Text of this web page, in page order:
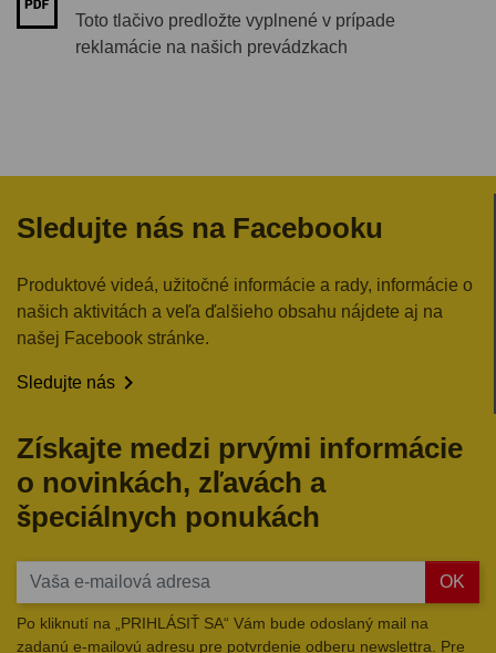
Toto tlačivo predložte vyplnené v prípade
reklamácie na našich prevádzkach
Sledujte nás na Facebooku
Produktové videá, užitočné informácie a rady, informácie o
našich aktivitách a veľa ďalšieho obsahu nájdete aj na
našej Facebook stránke.
Sledujte nás 
Získajte medzi prvými informácie
o novinkách, zľavách a
špeciálnych ponukách
OK
Po kliknutí na „PRIHLÁSIŤ SA“ Vám bude odoslaný mail na
zadanú e-mailovú adresu pre potvrdenie odberu newslettra. Pre